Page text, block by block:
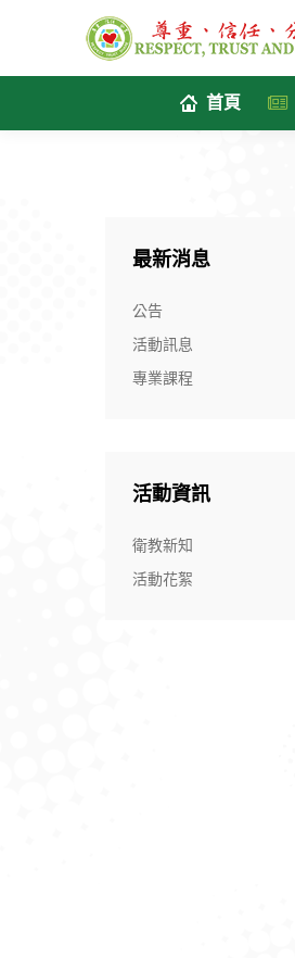
首頁
最新消息
公告
活動訊息
專業課程
活動資訊
衛教新知
活動花絮